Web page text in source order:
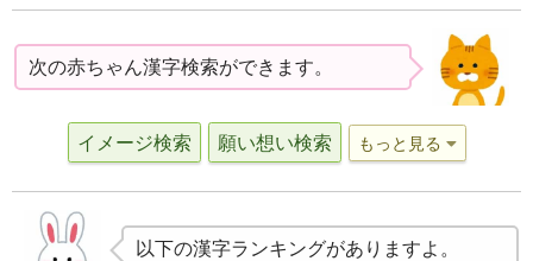
次の赤ちゃん漢字検索ができます。
イメージ検索 願い想い検索 もっと見る
以下の漢字ランキングがありますよ。